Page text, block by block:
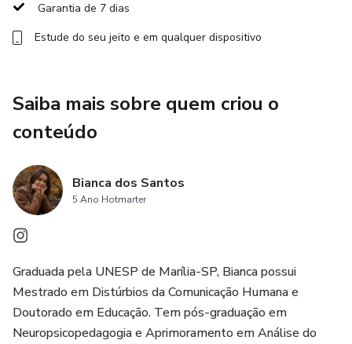
🔹 Psicólogos
CERTIFICADO INCLUSO
Minicurso de 40 minutos.
🎓 Ministrado por Dra. Bianca Santos – Fonoaudióloga,
Mestre e Doutora em Educação, especialista em
Transtornos de Aprendizagem e idealizadora dos Cursos
de Cabeceira.
Prepare-se para transformar sua prática com base nas
evidências científicas mais atuais!
Certificado incluso.
Garantia de 7 dias
Estude do seu jeito e em qualquer dispositivo
Saiba mais sobre quem criou o
conteúdo
Bianca dos Santos
5 Ano Hotmarter
Graduada pela UNESP de Marília-SP, Bianca possui
Mestrado em Distúrbios da Comunicação Humana e
Doutorado em Educação. Tem pós-graduação em
Neuropsicopedagogia e Aprimoramento em Análise do